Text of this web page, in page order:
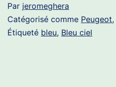
Par jeromeghera
Catégorisé comme Peugeot,
Étiqueté bleu, Bleu ciel